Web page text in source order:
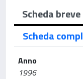
Scheda breve
Scheda
Anno
1996